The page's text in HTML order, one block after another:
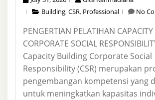
Building,CSR, Professional No
PENGERTIAN PELATIHAN
CORPORATE SOCIAL
Capacity Building Corporate Social
Responsibility (CSR) merupakan
pengembangan kompetensi yang
untuk meningkatkan kapasitas